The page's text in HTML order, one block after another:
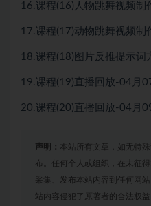
16.课程(16)人物跳舞视频制
17.课程(17)动物跳舞视频制
18.课程(18)图片反推提示词
19.课程(19)直播回放-04月
20.课程(20)直播回放-04月
声明： 本站所有文章，如无特
布。任何个人或组织，在未征
采集、发布本站内容到任何网
站内容侵犯了原著者的合法权